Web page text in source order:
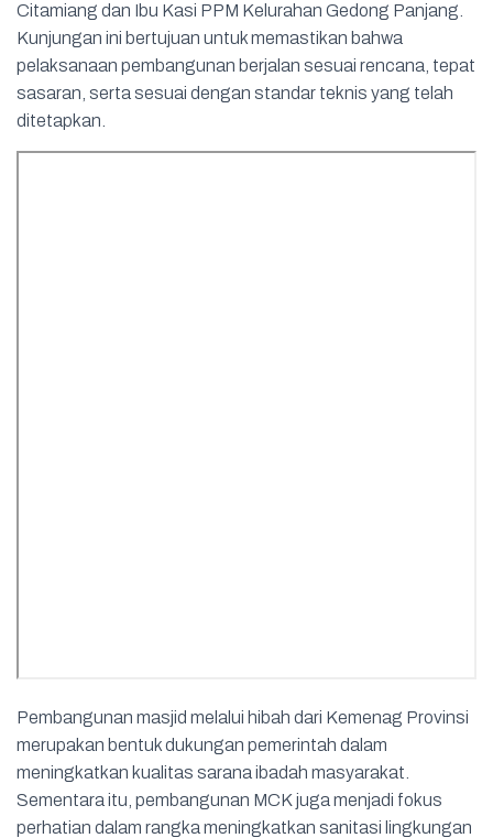
Citamiang dan Ibu Kasi PPM Kelurahan Gedong Panjang.
Kunjungan ini bertujuan untuk memastikan bahwa
pelaksanaan pembangunan berjalan sesuai rencana, tepat
sasaran, serta sesuai dengan standar teknis yang telah
ditetapkan.
Pembangunan masjid melalui hibah dari Kemenag Provinsi
merupakan bentuk dukungan pemerintah dalam
meningkatkan kualitas sarana ibadah masyarakat.
Sementara itu, pembangunan MCK juga menjadi fokus
perhatian dalam rangka meningkatkan sanitasi lingkungan